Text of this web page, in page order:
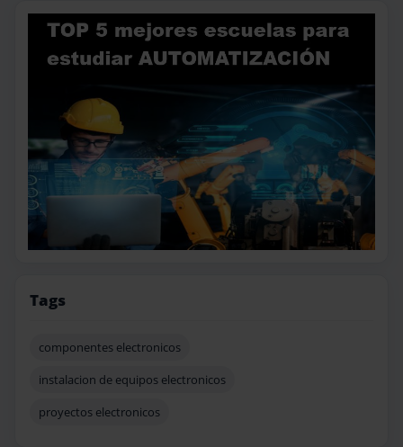
Tags
componentes electronicos
instalacion de equipos electronicos
proyectos electronicos